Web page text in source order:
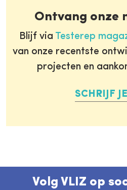
Ontvang onze
Blijf via Testerep
van onze recentste
projecten en
SCHRIJF
Volg VLIZ op